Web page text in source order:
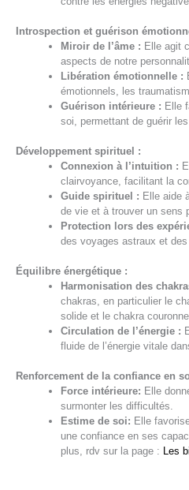
Introspection et guérison
Miroir de l’âme : Elle agit
aspects de notre
Libération émotionnelle :
émotionnels, les
Guérison intérieure : Elle
soi, permettant de guérir
Développement spirituel :
Connexion à l’intuition :
clairvoyance, facilitant la
Guide spirituel : Elle aide
de vie et à trouver un sens
Protection lors des
des voyages astraux et
Équilibre énergétique :
Harmonisation des
chakras, en particulier le
solide et le chakra
Circulation de l’énergie :
fluide de l’énergie vitale
Renforcement de la confiance en
Force intérieure: Elle
surmonter les difficultés.
Estime de soi: Elle
une confiance en ses
plus, rdv sur la page : Les